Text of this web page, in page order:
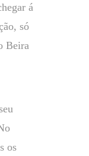
á
só
Beira
os